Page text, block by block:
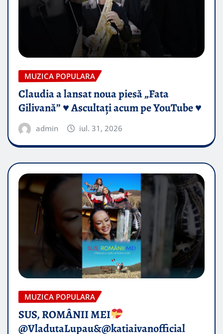
MUZICA POPULARA
Claudia a lansat noua piesă „Fata
Gilivană” ♥️ Ascultați acum pe YouTube ♥️
admin iul. 31, 2026
MUZICA POPULARA
SUS, ROMÂNII MEI
@VladutaLupau&@katiaivanofficial